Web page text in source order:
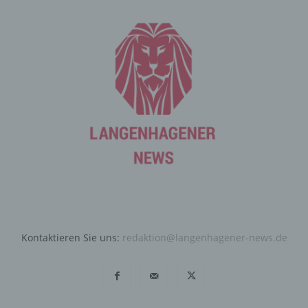
Kontaktieren Sie uns: redaktion@langenhagener-news.de
Bei der Nutzung dieser allgemeinen Daten und
Informationen ziehen wird keine Rückschlüsse auf die
betroffene Person. Diese Informationen werden vielmehr
benötigt, um (1) die Inhalte unserer Internetseite korrekt
auszuliefern, (2) die Inhalte unserer Internetseite sowie
die Werbung für diese zu optimieren, (3) die dauerhafte
Funktionsfähigkeit unserer informationstechnologischen
Systeme und der Technik unserer Internetseite zu
Ziel ausgewertet, den Datenschutz und die
um letztlich ein optimales Schutzniveau für die von uns